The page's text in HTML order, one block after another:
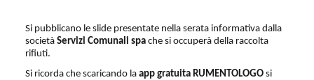
Si pubblicano le slide presentate nella serata informativa dalla
società Servizi Comunali spa che si occuperà della raccolta
rifiuti.
Si ricorda che scaricando la app gratuita RUMENTOLOGO si